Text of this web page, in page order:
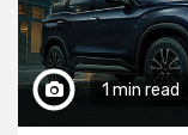
1 min read